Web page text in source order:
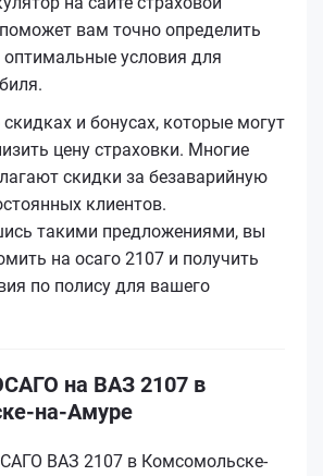
вам точно определить
оптимальные условия для
и бонусах, которые могут
цену страховки. Многие
скидки за безаварийную
клиентов.
такими предложениями, вы
на осаго 2107 и получить
по полису для вашего
на ВАЗ 2107 в
на-Амуре
ВАЗ 2107 в Комсомольске-